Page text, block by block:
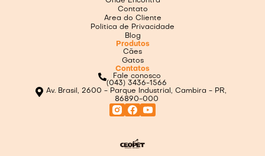
Contato
Area do Cliente
Politica de Privacidade
Blog
Produtos
Cães
Gatos
Contatos
Fale conosco
(043) 3436-1566
Av. Brasil, 2600 - Parque Industrial, Cambira - PR,
86890-000